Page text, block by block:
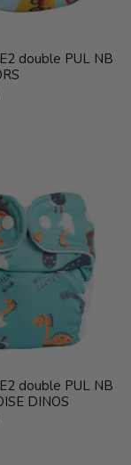
double PUL NB
double PUL NB
DINOS